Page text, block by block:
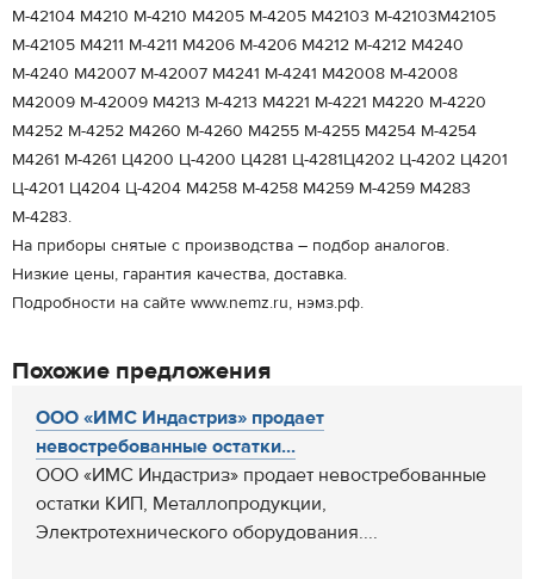
М-42104 М4210 М-4210 М4205 М-4205 М42103 М-42103М42105
М-42105 М4211 М-4211 М4206 М-4206 М4212 М-4212 М4240
М-4240 М42007 М-42007 М4241 М-4241 М42008 М-42008
М42009 М-42009 М4213 М-4213 М4221 М-4221 М4220 М-4220
М4252 М-4252 М4260 М-4260 М4255 М-4255 М4254 М-4254
М4261 М-4261 Ц4200 Ц-4200 Ц4281 Ц-4281Ц4202 Ц-4202 Ц4201
Ц-4201 Ц4204 Ц-4204 М4258 М-4258 М4259 М-4259 М4283
М-4283.
На приборы снятые с производства – подбор аналогов.
Низкие цены, гарантия качества, доставка.
Подробности на сайте www.nemz.ru, нэмз.рф.
Похожие предложения
ООО «ИМС Индастриз» продает
невостребованные остатки...
ООО «ИМС Индастриз» продает невостребованные
остатки КИП, Металлопродукции,
Электротехнического оборудования....